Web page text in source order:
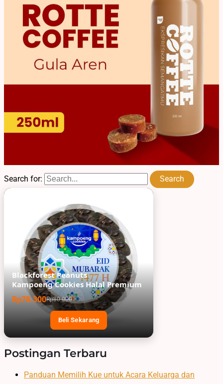
Search for:
Blackforest Peanuts
Kampoeng Cookies Halal Premium
Rp78.300Rp80.000
Beli Sekarang
Postingan Terbaru
Panduan Memilih Kue untuk Acara Keluarga dan